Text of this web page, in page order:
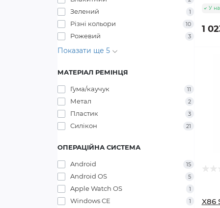
Зелений 1
Різні кольори 10
Рожевий 3
Показати ще 5
МАТЕРІАЛ РЕМІНЦЯ
Гума/каучук 11
Метал 2
Пластик 3
Силікон 21
ОПЕРАЦІЙНА СИСТЕМА
Android 15
Android OS 5
Apple Watch OS 1
Windows CE 1
У
1
X86